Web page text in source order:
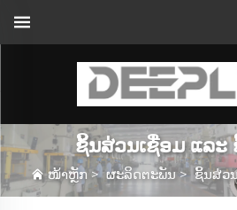
ຊິ້ນສ່ວນເຊື່ອມ ແລະ
ໜ້າຫຼັກ >ຜະລິດຕະພັນ >ຊິ້ນສ່ວ